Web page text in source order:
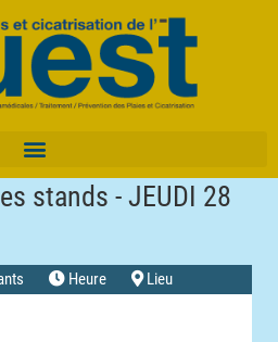
stands - JEUDI 28
Heure Lieu